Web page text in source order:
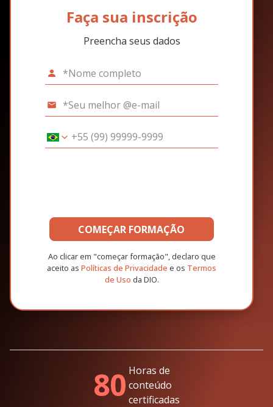
Faça sua inscrição
Preencha seus dados
COMEÇAR FORMAÇÃO
Ao clicar em "começar formação", declaro que
aceito as Políticas de Privacidade e os Termos
de Uso da DIO.
80 Horas de
conteúdo
certificadas